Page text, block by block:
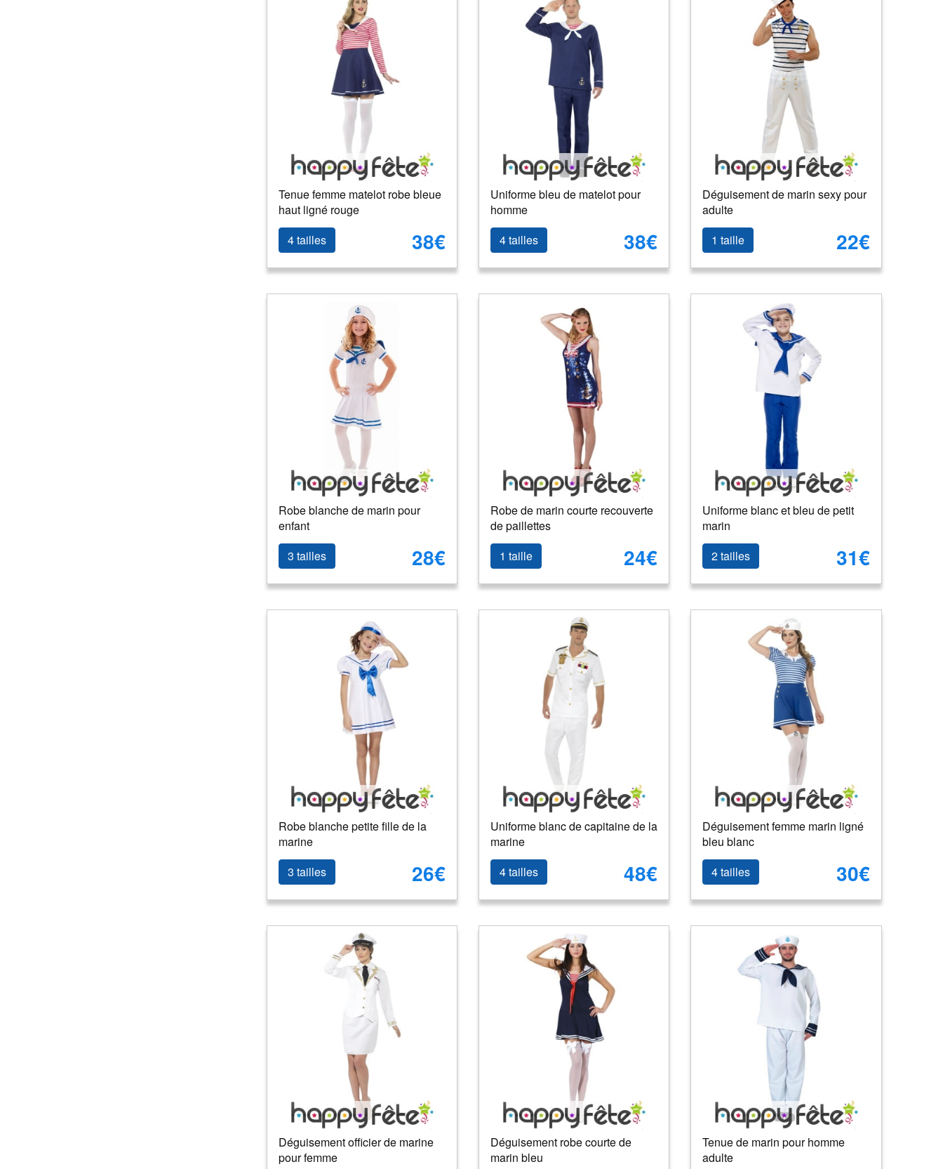
Tenue femme matelot robe bleue
haut ligné rouge
4 tailles
38€
Uniforme bleu de matelot pour
homme
4 tailles
38€
Déguisement de marin sexy pour
adulte
1 taille
22€
Robe blanche de marin pour
enfant
3 tailles
28€
Robe de marin courte recouverte
de paillettes
1 taille
24€
Uniforme blanc et bleu de petit
marin
2 tailles
31€
Robe blanche petite fille de la
marine
3 tailles
26€
Uniforme blanc de capitaine de la
marine
4 tailles
48€
Déguisement femme marin ligné
bleu blanc
4 tailles
30€
Déguisement officier de marine
pour femme
Déguisement robe courte de
marin bleu
Tenue de marin pour homme
adulte